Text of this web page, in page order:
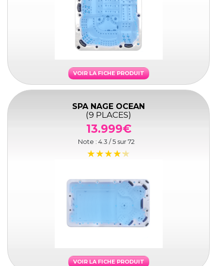
VOIR LA FICHE PRODUIT
SPA NAGE OCEAN
(9 PLACES)
13.999€
Note : 4.3 / 5 sur72
VOIR LA FICHE PRODUIT